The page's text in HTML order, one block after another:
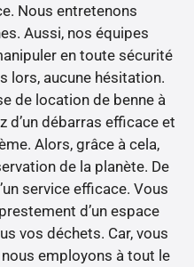
Nous entretenons
Aussi, nos équipes
en toute sécurité
lors, aucune hésitation.
de location de benne à
d’un débarras efficace et
Alors, grâce à cela,
de la planète. De
service efficace. Vous
d’un espace
vos déchets. Car, vous
employons à tout le